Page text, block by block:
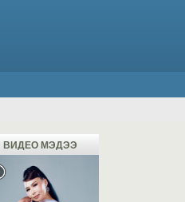
ВИДЕО МЭДЭЭ